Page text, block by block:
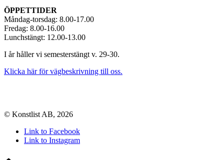
ÖPPETTIDER
Måndag-torsdag: 8.00-17.00
Fredag: 8.00-16.00
Lunchstängt: 12.00-13.00
I år håller vi semesterstängt v. 29-30.
Klicka här för vägbeskrivning till oss.
© Konstlist AB, 2026
Link to Facebook
Link to Instagram